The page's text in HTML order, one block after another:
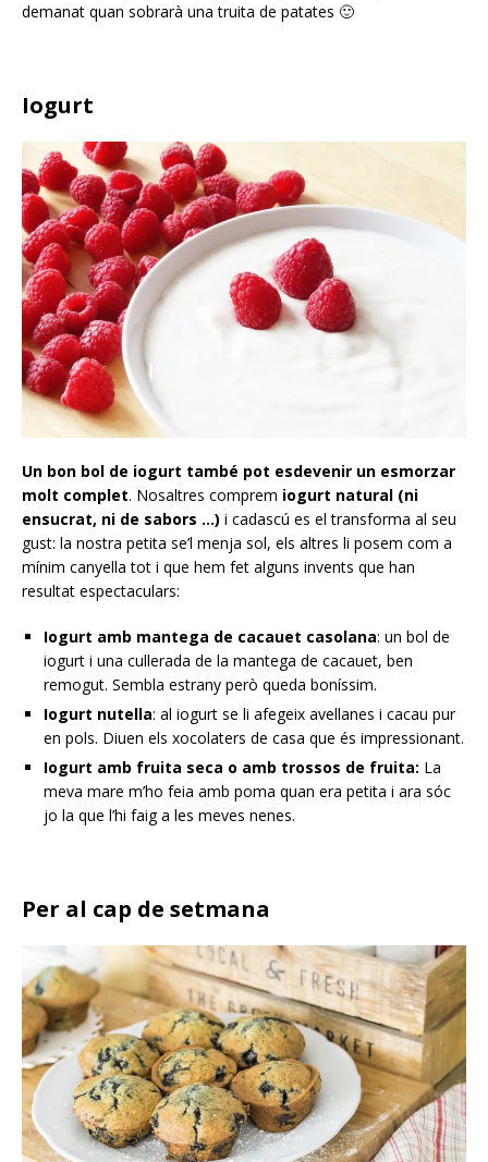
demanat quan sobrarà una truita de patates 🙂
Iogurt
Un bon bol de iogurt també pot esdevenir un esmorzar
molt complet. Nosaltres comprem iogurt natural (ni
ensucrat, ni de sabors …) i cadascú es el transforma al seu
gust: la nostra petita se’l menja sol, els altres li posem com a
mínim canyella tot i que hem fet alguns invents que han
resultat espectaculars:
Iogurt amb mantega de cacauet casolana: un bol de
iogurt i una cullerada de la mantega de cacauet, ben
remogut. Sembla estrany però queda boníssim.
Iogurt nutella: al iogurt se li afegeix avellanes i cacau pur
en pols. Diuen els xocolaters de casa que és impressionant.
Iogurt amb fruita seca o amb trossos de fruita: La
meva mare m’ho feia amb poma quan era petita i ara sóc
jo la que l’hi faig a les meves nenes.
Per al cap de setmana